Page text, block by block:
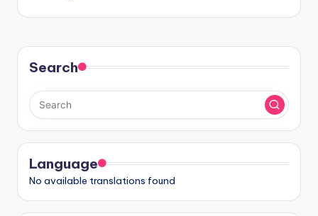
Search
Language
No available translations found